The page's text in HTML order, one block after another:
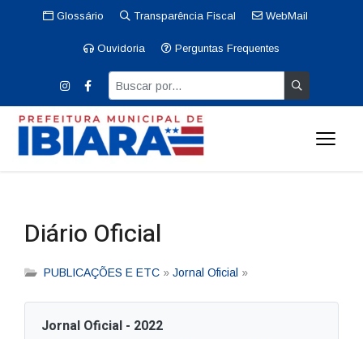
Glossário Transparência Fiscal WebMail
Ouvidoria Perguntas Frequentes
Diário Oficial
PUBLICAÇÕES E ETC » Jornal Oficial »
Jornal Oficial - 2022